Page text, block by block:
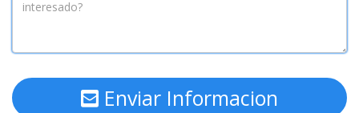
Enviar Informacion